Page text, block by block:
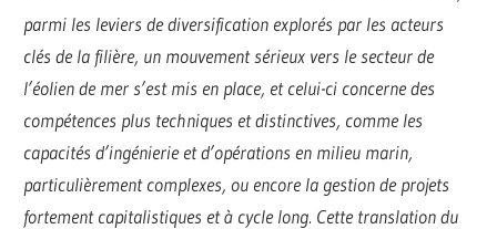
parmi les leviers de diversification explorés par les acteurs
clés de la filière, un mouvement sérieux vers le secteur de
l’éolien de mer s’est mis en place, et celui-ci concerne des
compétences plus techniques et distinctives, comme les
capacités d’ingénierie et d’opérations en milieu marin,
particulièrement complexes, ou encore la gestion de projets
fortement capitalistiques et à cycle long. Cette translation du